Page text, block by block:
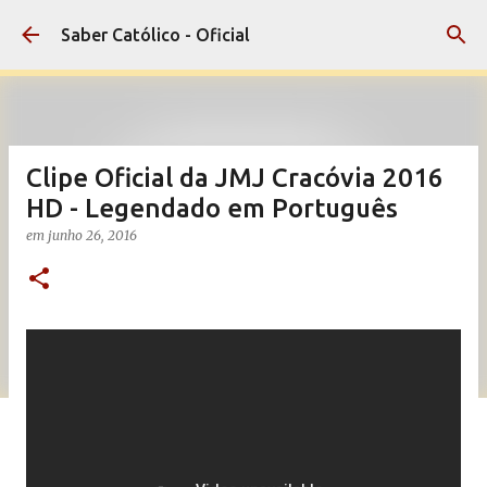
Pular para o conteúdo principal
Saber Católico - Oficial
Clipe Oficial da JMJ Cracóvia 2016
HD - Legendado em Português
em junho 26, 2016